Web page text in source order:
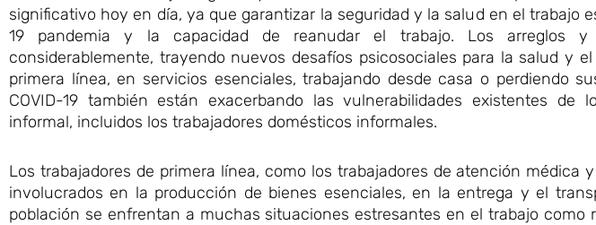
significativo hoy en día, ya que garantizar la seguridad y la salud en el trabajo
19 pandemia y la capacidad de reanudar el trabajo. Los arreglos y
considerablemente, trayendo nuevos desafíos psicosociales para la salud y
primera línea, en servicios esenciales, trabajando desde casa o perdiendo
COVID-19 también están exacerbando las vulnerabilidades existentes de
informal, incluidos los trabajadores domésticos informales.
Los trabajadores de primera línea, como los trabajadores de atención médica
involucrados en la producción de bienes esenciales, en la entrega y el
población se enfrentan a muchas situaciones estresantes en el trabajo como